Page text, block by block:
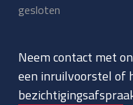
gesloten
Neem contact met
een inruilvoorstel of